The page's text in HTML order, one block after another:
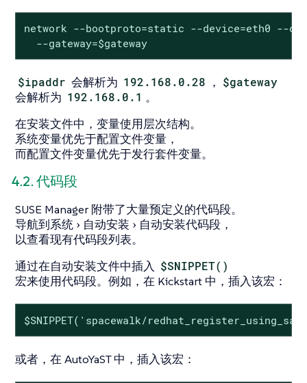
network --bootproto=static --device=eth0 --
  --gateway=$gateway
$ipaddr 会解析为 192.168.0.28 ， $gateway
会解析为 192.168.0.1 。
在安装文件中，变量使用层次结构。
系统变量优先于配置文件变量，
而配置文件变量优先于发行套件变量。
4.2. 代码段
SUSE Manager 附带了大量预定义的代码段。
导航到系统 自动安装 自动安装代码段 ，
以查看现有代码段列表。
通过在自动安装文件中插入 $SNIPPET()
宏来使用代码段。例如，在 Kickstart 中，插入该宏：
$SNIPPET('spacewalk/
或者，在 AutoYaST 中，插入该宏：